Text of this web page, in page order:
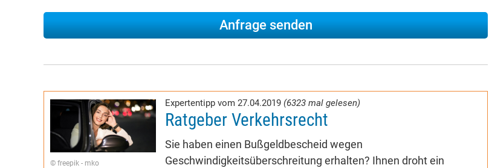
© freepik - mko
Expertentipp vom 27.04.2019 (6323 mal gelesen)
Ratgeber Verkehrsrecht
Sie haben einen Bußgeldbescheid wegen
Geschwindigkeitsüberschreitung erhalten? Ihnen droht ein